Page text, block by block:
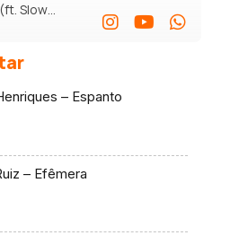
Slow J
– Espanto
– Efêmera